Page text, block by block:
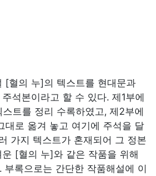
[혈의 누]의 텍스트를 현대문과
석본이라고 할 수 있다. 제1부에
트를 정리 수록하였고, 제2부에
대로 옮겨 놓고 여기에 주석을 달
가지 텍스트가 혼재되어 그 정본
[혈의 누]와 같은 작품을 위해
부록으로는 간단한 작품해설에 이